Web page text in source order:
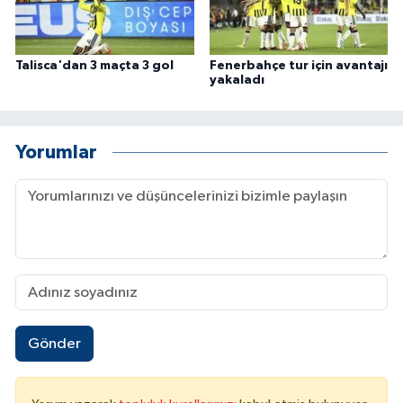
Talisca'dan 3 maçta 3 gol
Fenerbahçe tur için avantajı
yakaladı
Yorumlar
Gönder